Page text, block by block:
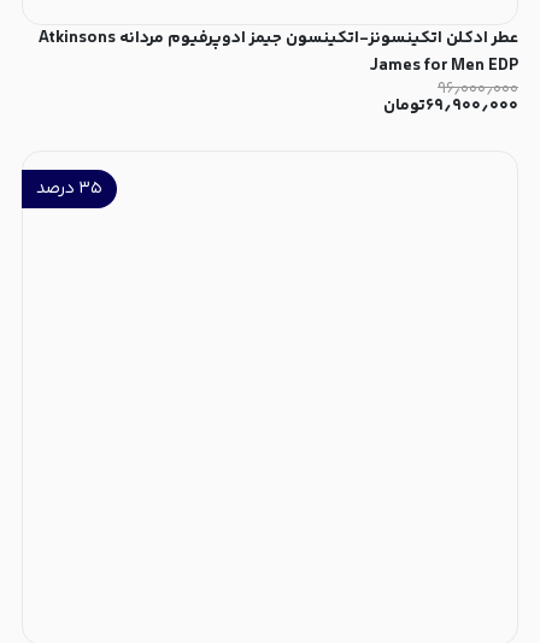
عطر ادکلن اتکینسونز-اتکینسون جیمز ادوپرفیوم مردانه Atkinsons
James for Men EDP
۹۶٫۰۰۰٫۰۰۰
۶۹٫۹۰۰٫۰۰۰تومان
۳۵ درصد